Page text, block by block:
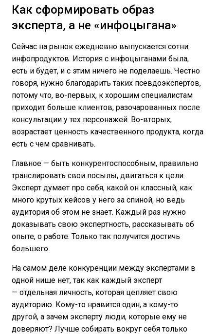
Как сформировать образ
эксперта, а не «инфоцыгана»
Сейчас на рынок ежедневно выпускается сотни
инфопродуктов. История с инфоцыганами была,
есть и будет, и с этим ничего не поделаешь. Честно
говоря, нужно благодарить таких псевдоэкспертов,
потому что, во-первых, к хорошим специалистам
приходит больше клиентов, разочарованных после
консультации у тех персонажей. Во-вторых,
возрастает ценность качественного продукта, когда
есть с чем сравнивать.
Главное — быть конкурентоспособным, правильно
транслировать свои посылы, двигаться к цели.
Эксперт думает про себя, какой он классный, как
много крутых кейсов у него за спиной, но ведь
аудитория об этом не знает. Каждый раз нужно
доказывать свою экспертность, рассказывать об
опыте, о работе. Только так получится достичь
большего.
На самом деле конкуренции между экспертами в
одной нише нет, так как каждый эксперт
— отдельная личность, которая цепляет свою
аудиторию. Кому-то нравится один, а кому-то
другой, а зачем эксперту люди, которые ему не
доверяют? Лучше собирать вокруг себя только